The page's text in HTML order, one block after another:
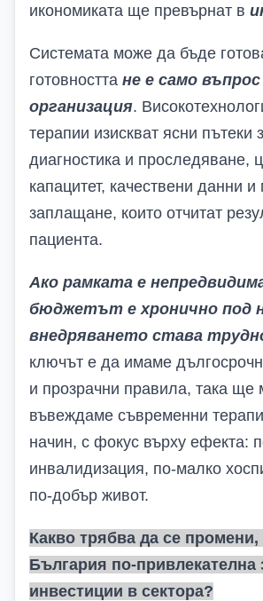
икономиката ще превърнат в
Системата може да бъде
готовността не е само
организация.
терапии изискват ясни пътеки
диагностика и проследяване,
капацитет, качествени данни
заплащане, които отчитат
пациента.
Ако рамката е
бюджетът е хронично под
внедряването става
ключът е да имаме
и прозрачни правила, така
въвеждаме съвременни
начин, с фокус върху ефекта:
инвалидизация, по-малко
по-добър живот.
Какво трябва да се промени,
България по-привлекателна
инвестиции в сектора?